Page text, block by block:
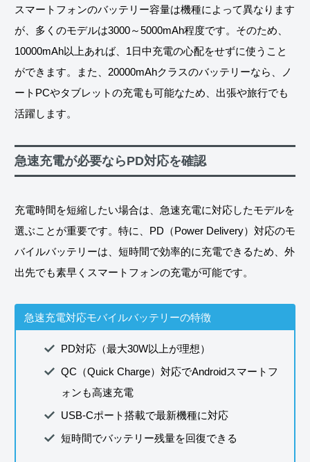
スマートフォンのバッテリー容量は機種によって異なります
が、多くのモデルは3000～5000mAh程度です。そのため、
10000mAh以上あれば、1日中充電の心配をせずに使うこと
ができます。また、20000mAhクラスのバッテリーなら、ノ
ートPCやタブレットの充電も可能なため、出張や旅行でも
活躍します。
急速充電が必要ならPD対応を確認
充電時間を短縮したい場合は、急速充電に対応したモデルを
選ぶことが重要です。特に、PD（Power Delivery）対応のモ
バイルバッテリーは、短時間で効率的に充電できるため、外
出先でも素早くスマートフォンの充電が可能です。
急速充電対応モバイルバッテリーの特徴
PD対応（最大30W以上が理想）
QC（Quick Charge）対応でAndroidスマートフ
ォンも高速充電
USB-Cポート搭載で最新機種に対応
短時間でバッテリー残量を回復できる